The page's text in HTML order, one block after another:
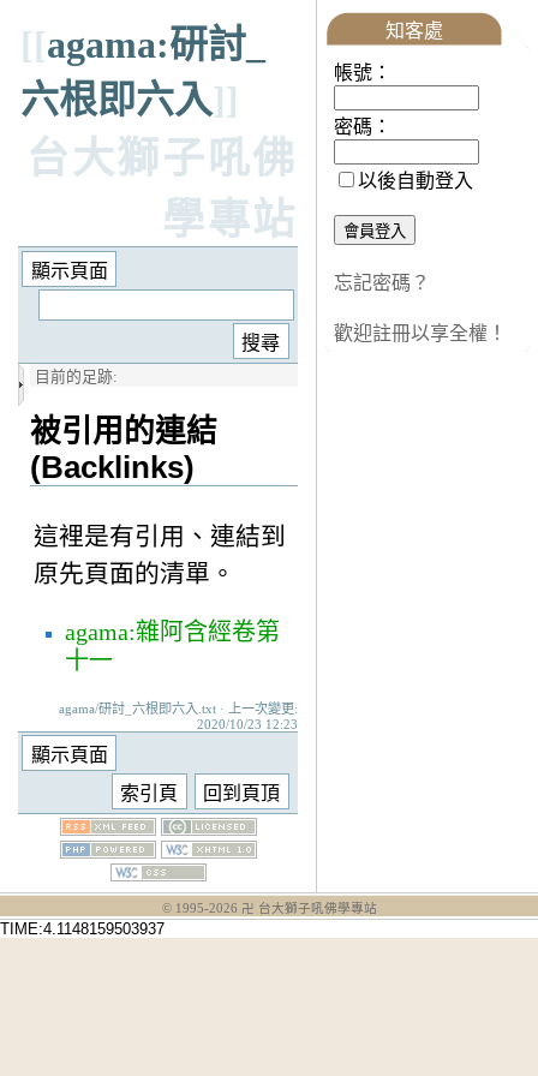
[[agama:研討_
六根即六入]]
台大獅子吼佛
學專站
目前的足跡:
被引用的連結
(Backlinks)
這裡是有引用、連結到
原先頁面的清單。
agama:雜阿含經卷第
十一
agama/研討_六根即六入.txt · 上一次變更:
2020/10/23 12:23
知客處
帳號：
密碼：
以後自動登入
忘記密碼？
歡迎註冊以享全權！
© 1995-2026 卍 台大獅子吼佛學專站
TIME:4.1148159503937